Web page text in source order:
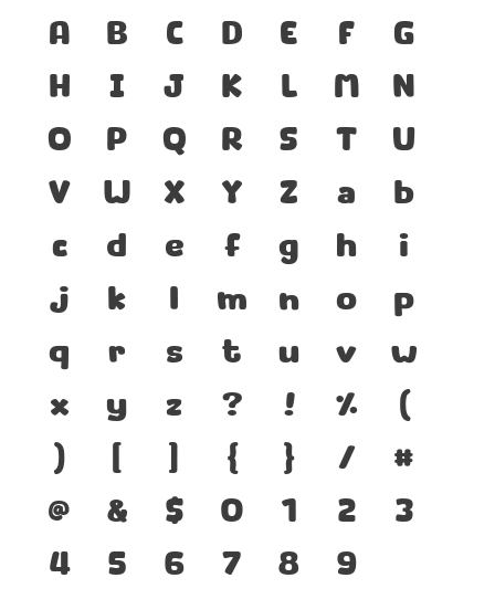
A B C D E F
G
H
I J K L M N
O P Q R S T U
V W X Y Z a
b
c
d e f g h
i
j
k l m n o p
q
r s t u v w
x y z ? ! %
(
)
[ ] { } /
#
@ & $ 0 1 2
3
4 5 6 7 8 9